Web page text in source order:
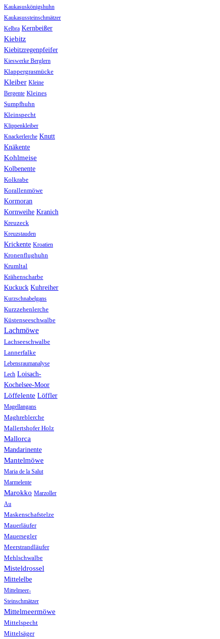
Kaukasuskönigshuhn
Kaukasussteinschmätzer
Kelbra Kernbeißer
Kiebitz
Kiebitzregenpfeifer
Kieswerke Berglern
Klappergrasmücke
Kleiber Kleine
Bergente Kleines
Sumpfhuhn
Kleinspecht
Klippenkleiber
Knackerlerche Knutt
Knäkente
Kohlmeise
Kolbenente
Kolkrabe
Korallenmöwe
Kormoran
Kornweihe Kranich
Kreuzeck
Kreuzstauden
Krickente Kroatien
Kronenflughuhn
Krumltal
Krähenscharbe
Kuckuck Kuhreiher
Kurzschnabelgans
Kurzzehenlerche
Küstenseeschwalbe
Lachmöwe
Lachseeschwalbe
Lannerfalke
Lebensraumanalyse
Lech Loisach-
Kochelsee-Moor
Löffelente Löffler
Magellangans
Maghreblerche
Mallertshofer Holz
Mallorca
Mandarinente
Mantelmöwe
Maria de la Salut
Marmelente
Marokko Marzoller
Au
Maskenschafstelze
Mauerläufer
Mauersegler
Meerstrandläufer
Mehlschwalbe
Misteldrossel
Mittelelbe
Mittelmeer-
Steinschmätzer
Mittelmeermöwe
Mittelspecht
Mittelsäger